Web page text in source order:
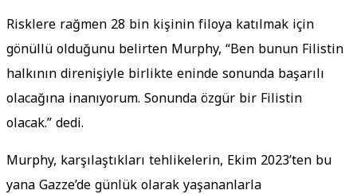
Risklere rağmen 28 bin kişinin filoya katılmak için
gönüllü olduğunu belirten Murphy, “Ben bunun Filistin
halkının direnişiyle birlikte eninde sonunda başarılı
olacağına inanıyorum. Sonunda özgür bir Filistin
olacak.” dedi.
Murphy, karşılaştıkları tehlikelerin, Ekim 2023’ten bu
yana Gazze’de günlük olarak yaşananlarla